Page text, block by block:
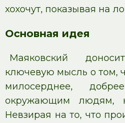
хохочут, показывая на
Основная идея
Маяковский
ключевую мысль о том,
милосерднее,
окружающим людям,
Невзирая на то, что